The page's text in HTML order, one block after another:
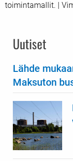
toimintamallit. |
Uutiset
Lähde
Maksuton